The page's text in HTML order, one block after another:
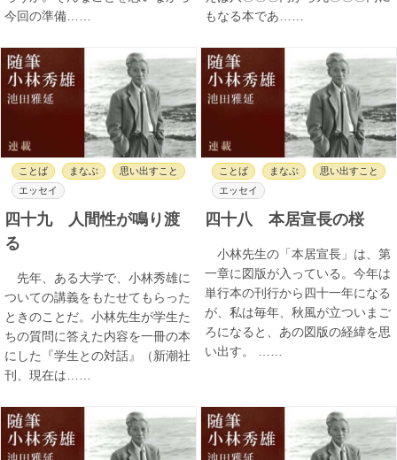
今回の準備……
もなる本であ……
ことば まなぶ
思い出すこと
エッセイ
四十九 人間性が鳴り渡
る
先年、ある大学で、小林秀雄に
ついての講義をもたせてもらった
ときのことだ。小林先生が学生た
ちの質問に答えた内容を一冊の本
にした『学生との対話』（新潮社
刊、現在は……
ことば まなぶ
思い出すこと
エッセイ
四十八 本居宣長の桜
小林先生の「本居宣長」は、第
一章に図版が入っている。今年は
単行本の刊行から四十一年になる
が、私は毎年、秋風が立ついまご
ろになると、あの図版の経緯を思
い出す。 ……